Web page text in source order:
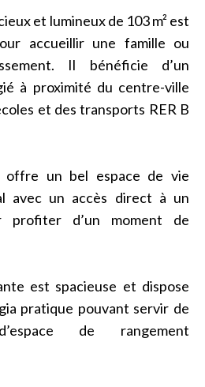
et lumineux de 103 m² est
accueillir une famille ou
Il bénéficie d’un
à proximité du centre-ville
et des transports RER B
offre un bel espace de vie
avec un accès direct à un
profiter d’un moment de
est spacieuse et dispose
pratique pouvant servir de
de rangement